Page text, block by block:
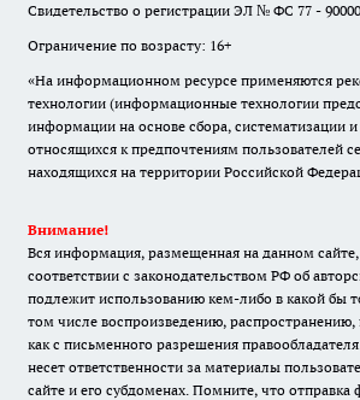
Свидетельство о регистрации ЭЛ № ФС 77 - 90000
Ограничение по возрасту: 16+
«На информационном ресурсе применяются
технологии (информационные технологии
информации на основе сбора, систематизации и
относящихся к предпочтениям пользователей
находящихся на территории Российской
Внимание!
Вся информация, размещенная на данном сайте,
соответствии с законодательством РФ об
подлежит использованию кем-либо в какой бы
том числе воспроизведению, распространению,
как с письменного разрешения
несет ответственности за материалы
сайте и его субдоменах. Помните, что отправка